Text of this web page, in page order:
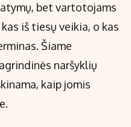
bet vartotojams
iš tiesų veikia, o kas
Šiame
naršyklių
kaip jomis